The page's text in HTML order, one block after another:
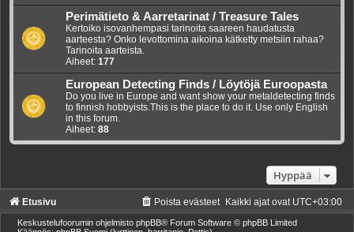
Perimätieto & Aarretarinat / Treasure Tales
Kertoiko isovanhempasi tarinoita saareen haudatusta
aarteesta? Onko levottomina aikoina kätketty metsiin rahaa?
Tarinoita aarteista.
Aiheet: 177
European Detecting Finds / Löytöjä Euroopasta
Do you live in Europe and want show your metaldetecting finds
to finnish hobbyists.This is the place to do it. Use only English
in this forum.
Aiheet: 88
Hyppää
Etusivu Kaikki ajat ovat UTC+03:00
Poista evästeet
Keskustelufoorumin ohjelmisto phpBB® Forum Software © phpBB Limited